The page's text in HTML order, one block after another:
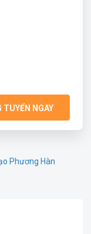
TUYỂN NGAY
Phương Hàn